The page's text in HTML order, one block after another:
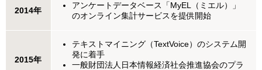
2014年
アンケートデータベース「MyEL（ミエル）」
のオンライン集計サービスを提供開始
2015年
テキストマイニング（TextVoice）のシステム開
発に着手
一般財団法人日本情報経済社会推進協会のプラ